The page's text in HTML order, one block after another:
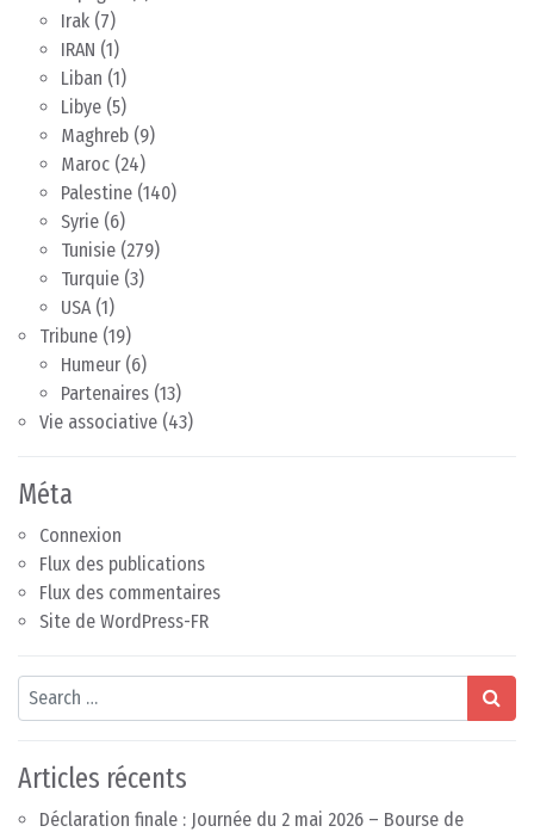
Irak (7)
IRAN (1)
Liban (1)
Libye (5)
Maghreb (9)
Maroc (24)
Palestine (140)
Syrie (6)
Tunisie (279)
Turquie (3)
USA(1)
Tribune (19)
Humeur (6)
Partenaires (13)
Vie associative (43)
Méta
Connexion
Flux des publications
Flux des commentaires
Site de WordPress-FR
Search
Articles récents
Déclaration finale : Journée du 2 mai 2026 – Bourse de